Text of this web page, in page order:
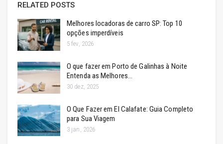
RELATED POSTS
Melhores locadoras de carro SP: Top 10
opções imperdíveis
5 fev, 2026
O que fazer em Porto de Galinhas à Noite
Entenda as Melhores…
30 dez, 2025
O Que Fazer em El Calafate: Guia Completo
para Sua Viagem
3 jan, 2026